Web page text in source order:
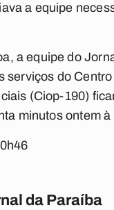
a equipe
a equipe do
serviços do
(Ciop-190)
minutos ontem à
da Paraíba